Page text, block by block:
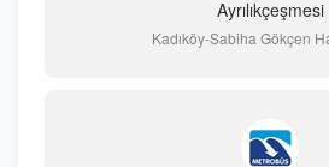
Ayrılıkçeşmesi
Kadıköy-Sabiha Gökçen